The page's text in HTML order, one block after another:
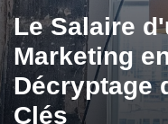
Le Salaire
Marketing
Décryptage
Clés
→
→